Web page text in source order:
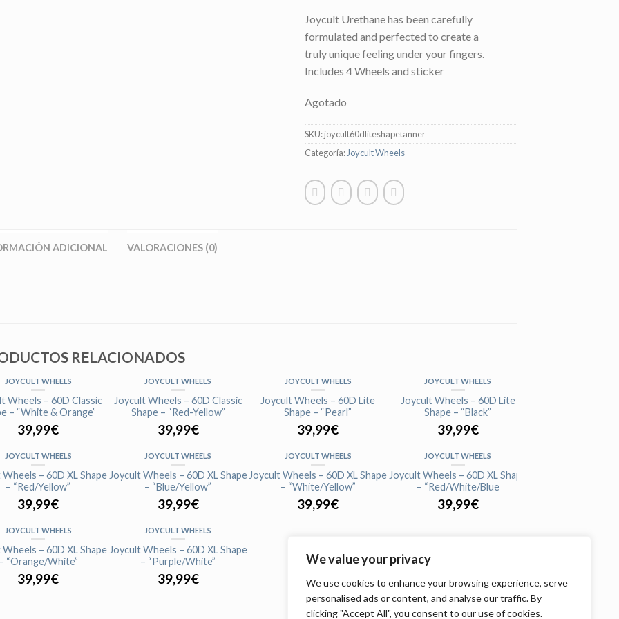
We value your privacy
We use cookies to enhance your browsing experience, serve
personalised ads or content, and analyse our traffic. By
clicking "Accept All", you consent to our use of cookies.
Joycult Urethane has been carefully
formulated and perfected to create a
truly unique feeling under your fingers.
Includes 4 Wheels and sticker
Agotado
SKU:joycult60dliteshapetanner
Categoría: Joycult Wheels
ADICIONAL VALORACIONES (0)
RELACIONADOS
AGOTADO
JOYCULT WHEELS
Wheels – 60D Classic
– “White & Orange”
39,99€
AGOTADO
JOYCULT WHEELS
Joycult Wheels – 60D Classic
Shape – “Red-Yellow”
39,99€
AGOTADO
JOYCULT WHEELS
Joycult Wheels – 60D Lite
Shape – “Pearl”
39,99€
AGOTADO
JOYCULT WHEELS
Joycult Wheels – 60D Lite
Shape – “Black”
39,99€
AGOTADO
JOYCULT WHEELS
– 60D XL Shape
– “Red/Yellow”
39,99€
AGOTADO
JOYCULT WHEELS
Joycult Wheels – 60D XL Shape
– “Blue/Yellow”
39,99€
AGOTADO
JOYCULT WHEELS
Joycult Wheels – 60D XL Shape
– “White/Yellow”
39,99€
AGOTADO
JOYCULT WHEELS
Joycult Wheels – 60D XL Shape
– “Red/White/Blue
39,99€
AGOTADO
JOYCULT WHEELS
– 60D XL Shape
“Orange/White”
39,99€
AGOTADO
JOYCULT WHEELS
Joycult Wheels – 60D XL Shape
– “Purple/White”
39,99€